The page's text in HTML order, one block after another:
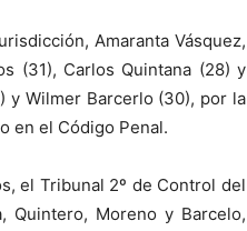
Amaranta Vásquez,
(31), Carlos Quintana (28) y
y Wilmer Barcerlo (30), por la
en el Código Penal.
el Tribunal 2º de Control del
Quintero, Moreno y Barcelo,